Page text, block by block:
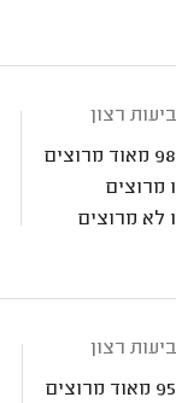
רצון
מאוד מרוצים
מרוצים
לא מרוצים
רצון
מאוד מרוצים